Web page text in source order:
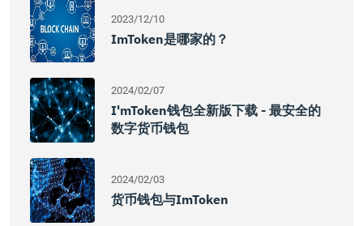
2023/12/10
ImToken是哪家的？
2024/02/07
I'mToken钱包全新版下载 - 最安全的
数字货币钱包
2024/02/03
货币钱包与imToken